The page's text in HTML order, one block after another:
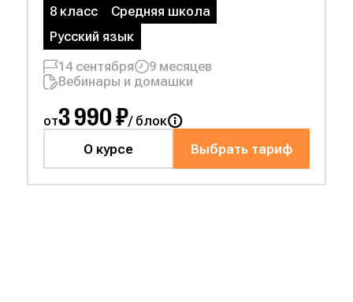
8 класс
Средняя школа
Русский язык
14 сентября
9 месяцев
Вебинары и домашки
от3 990 ₽/ блок
Выбрать тариф
О курсе